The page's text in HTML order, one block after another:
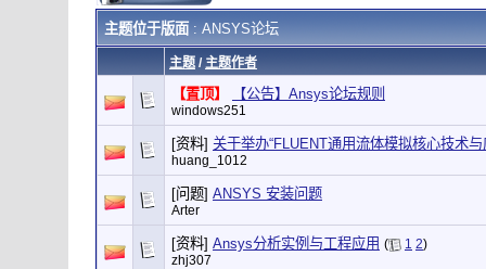
主题位于版面: ANSYS论坛
主题/ 主题作者
【置顶】 【公告】Ansys论坛规则
windows251
[资料] 关于举办“FLUENT通用流体模拟核心技术
huang_1012
[问题] ANSYS 安装问题
Arter
[资料] Ansys分析实例与工程应用 ( 1 2)
zhj307